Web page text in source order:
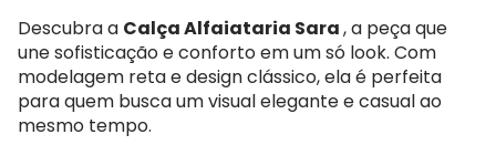
Descubra a Calça Alfaiataria Sara, a peça que
une sofisticação e conforto em um só look. Com
modelagem reta e design clássico, ela é perfeita
para quem busca um visual elegante e casual ao
mesmo tempo.